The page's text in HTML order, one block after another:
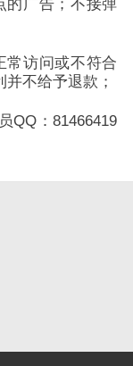
的广告；不接弹
常访问或不符合
不给予退款；
QQ：81466419